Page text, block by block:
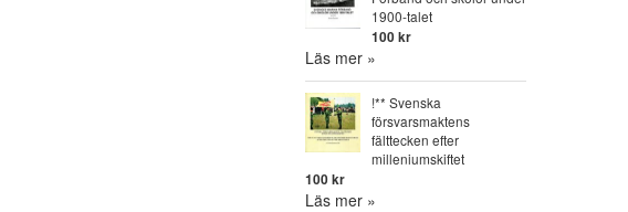
1900-talet
100 kr
Läs mer »
!** Svenska
försvarsmaktens
fälttecken efter
milleniumskiftet
100 kr
Läs mer »